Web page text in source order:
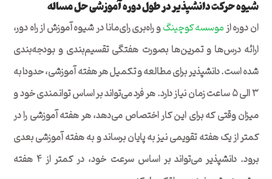
شیوه حرکت دانشپذیر در طول دوره آموزشی حل مساله
ان دوره ازموسسه کوچینگو راه‌بری رای‌مانا در شیوه آموزش از راه دور،
ارائه درس‌ها و تمرین‌ها بصورت هفتگی تقسیم‌بندی و بودجه‌بندی
شده است. دانشپذیر برای مطالعه و تکمیل هر هفته آموزشی، حدودا به
۳ الی ۵ ساعت زمان نیاز دارد. هر فرد می‌تواند بر اساس توانمندی خود و
میزان وقتی که برای این کار اختصاص می‌دهد،‌ هر هفته آموزشی را در
کمتر از یک هفته تقویمی نیز به پایان برساند و به هفته آموزشی بعدی
برود. دانشپذیر می‌تواند بر اساس سرعت خود، در کمتر از ۴ هفته